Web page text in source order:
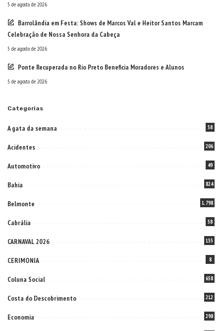
5 de agosto de 2026
Barrolândia em Festa: Shows de Marcos Val e Heitor Santos Marcam
Celebração de Nossa Senhora da Cabeça
5 de agosto de 2026
Ponte Recuperada no Rio Preto Beneficia Moradores e Alunos
5 de agosto de 2026
Categorias
A gata da semana 58
Acidentes 206
Automotivo 49
Bahia 824
Belmonte 1.798
Cabrália 58
CARNAVAL 2026 155
CERIMONIA 8
Coluna Social 658
Costa do Descobrimento 212
Economia 298